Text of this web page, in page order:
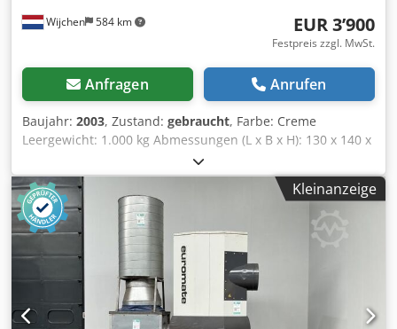
Wijchen 584 km EUR 3’900
Festpreis zzgl. MwSt.
Anfragen Anrufen
Baujahr: 2003, Zustand: gebraucht, Farbe: Creme
Leergewicht: 1.000 kg Abmessungen (L x B x H): 130 x 140 x
290 cm - Baujahr: 2003 - Dokumentation verfügbar: Nein -
CE-Kennzeichnung vorhanden: Ja - CE-Zertifikat
vorhanden: Nein - Kapazität [m³/h]: 9000 - Hauptventilator
[Stk.]: 1 - Leistung des Hauptventilators [kW]: 7.5 -
Anschlussdurchmesser [mm]: 400 - Anzahl der Anschlüsse
[Stk.]: 1 - Optionen: Auffangcontainer, Schaltschrank -
Transportmaße: 1300mm x 1400mm x 2900mm (l x b x h) -
Transportgewicht [kg]: 1000kg - Transportpakete [Stk.]: 1
Finanzielle Informationen Mehrwertsteuer: Der
angegebene Preis versteht sich zzgl. Mehrwertsteuer
Kleinanzeige